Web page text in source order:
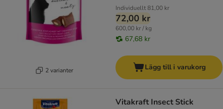
2 varianter
Individuellt81,00 kr
72,00 kr
600,00 kr / kg
67,68 kr
Lägg till i varukorg
Vitakraft Insect Stick